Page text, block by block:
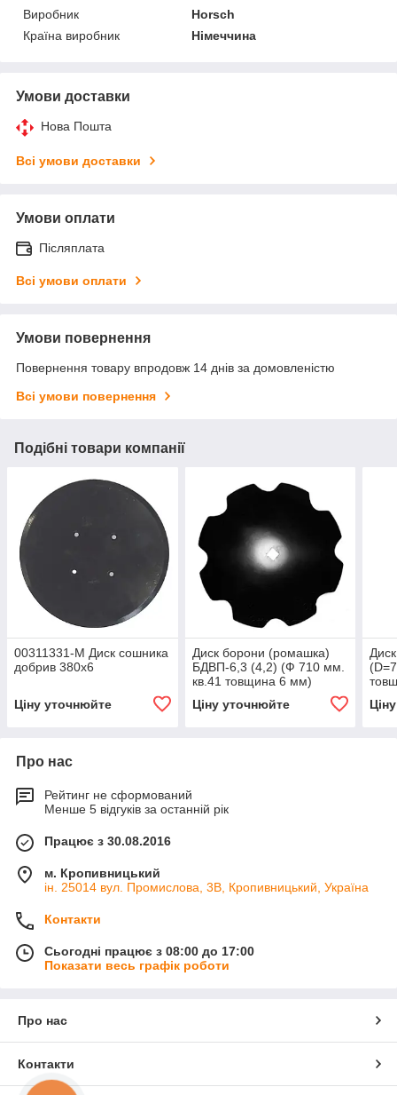
Виробник
Horsch
Країна виробник
Німеччина
Умови доставки
Нова Пошта
Всі умови доставки
Умови оплати
Післяплата
Всі умови оплати
Умови повернення
Повернення товару впродовж 14 днів за домовленістю
Всі умови повернення
Подібні товари компанії
00311331-M Диск сошника
добрив 380x6
Ціну уточнюйте
Диск борони (ромашка)
БДВП-6,3 (4,2) (Ф 710 мм.
кв.41 товщина 6 мм)
Ціну уточнюйте
Про нас
Рейтинг не сформований
Менше 5 відгуків за останній рік
Працює з 30.08.2016
м. Кропивницький
ін. 25014 вул. Промислова, 3В, Кропивницький, Україна
Контакти
Сьогодні працює з 08:00 до 17:00
Показати весь графік роботи
Про нас
Контакти